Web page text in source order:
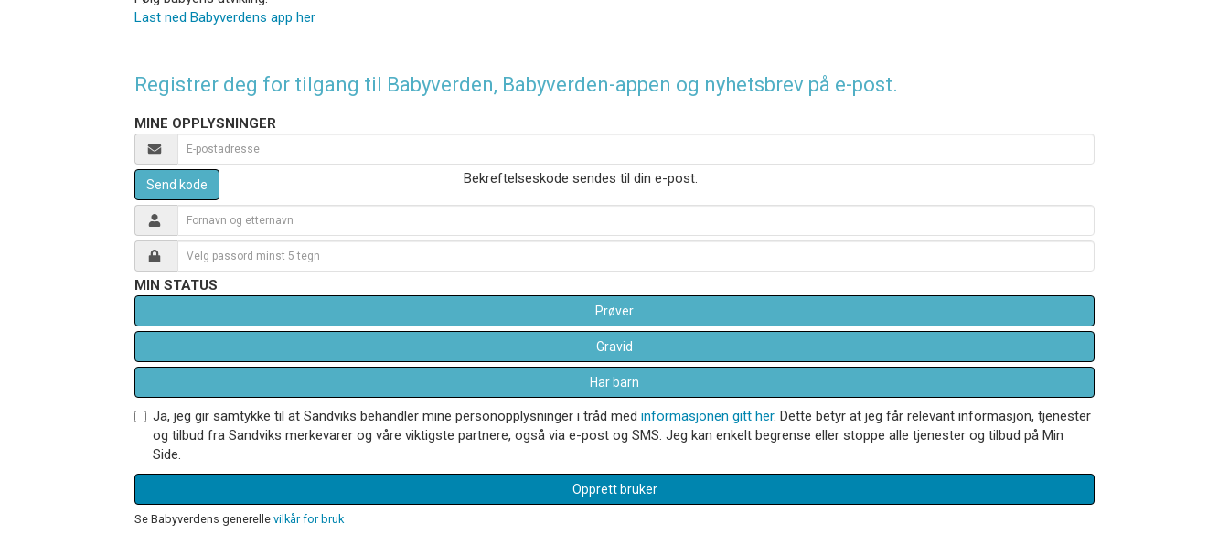
Last ned Babyverdens app her
Registrer deg for tilgang til Babyverden, Babyverden-appen og nyhetsbrev på e-post.
MINE OPPLYSNINGER
Send kode Bekreftelseskode sendes til din e-post.
MIN STATUS
Prøver
Gravid
Har barn
Ja, jeg gir samtykke til at Sandviks behandler mine personopplysninger i tråd med informasjonen gitt her. Dette betyr at jeg får relevant informasjon, tjenester
og tilbud fra Sandviks merkevarer og våre viktigste partnere, også via e-post og SMS. Jeg kan enkelt begrense eller stoppe alle tjenester og tilbud på Min
Side.
Opprett bruker
Se Babyverdens generelle vilkår for bruk